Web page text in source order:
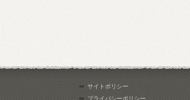
サイトポリシー
プライバシーポリシー